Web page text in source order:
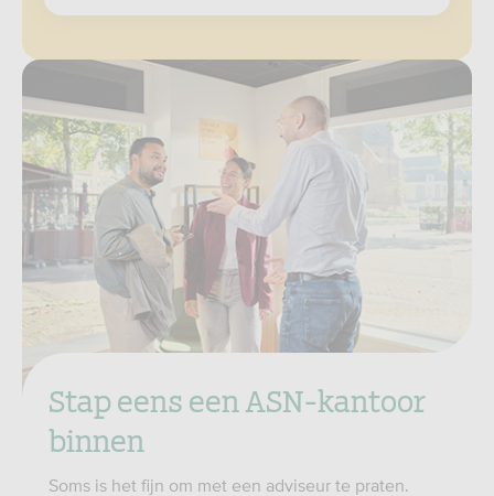
Stap eens een ASN-kantoor
binnen
Soms is het fijn om met een adviseur te praten.